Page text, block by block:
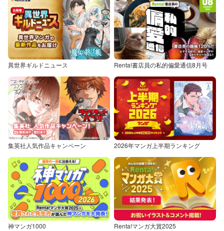
異世界ギルドニュース Renta!書店員の私的偏愛通信8月号
集英社人気作品キャンペーン 2026年マンガ上半期ランキング
神マンガ1000 Renta!マンガ大賞2025